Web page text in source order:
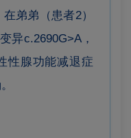
弟弟（患者2）
异c.2690G>A，
性腺功能减退症